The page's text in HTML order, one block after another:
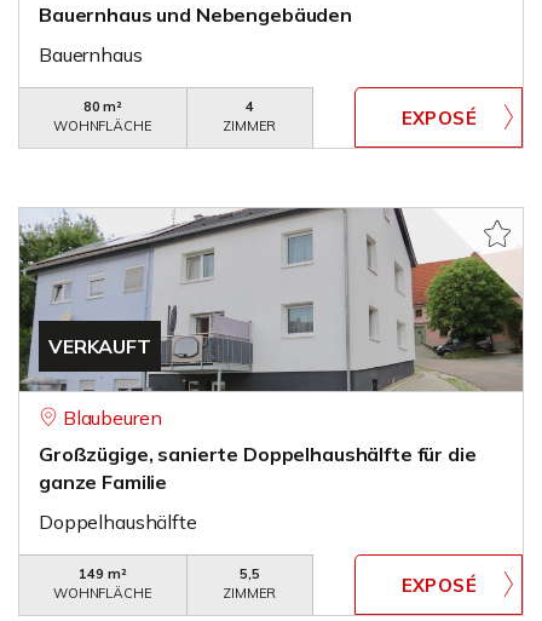
Bauernhaus und Nebengebäuden
Bauernhaus
80 m²
WOHNFLÄCHE
4
ZIMMER
VERKAUFT
Blaubeuren
Großzügige, sanierte Doppelhaushälfte für die
ganze Familie
Doppelhaushälfte
149 m²
WOHNFLÄCHE
5,5
ZIMMER